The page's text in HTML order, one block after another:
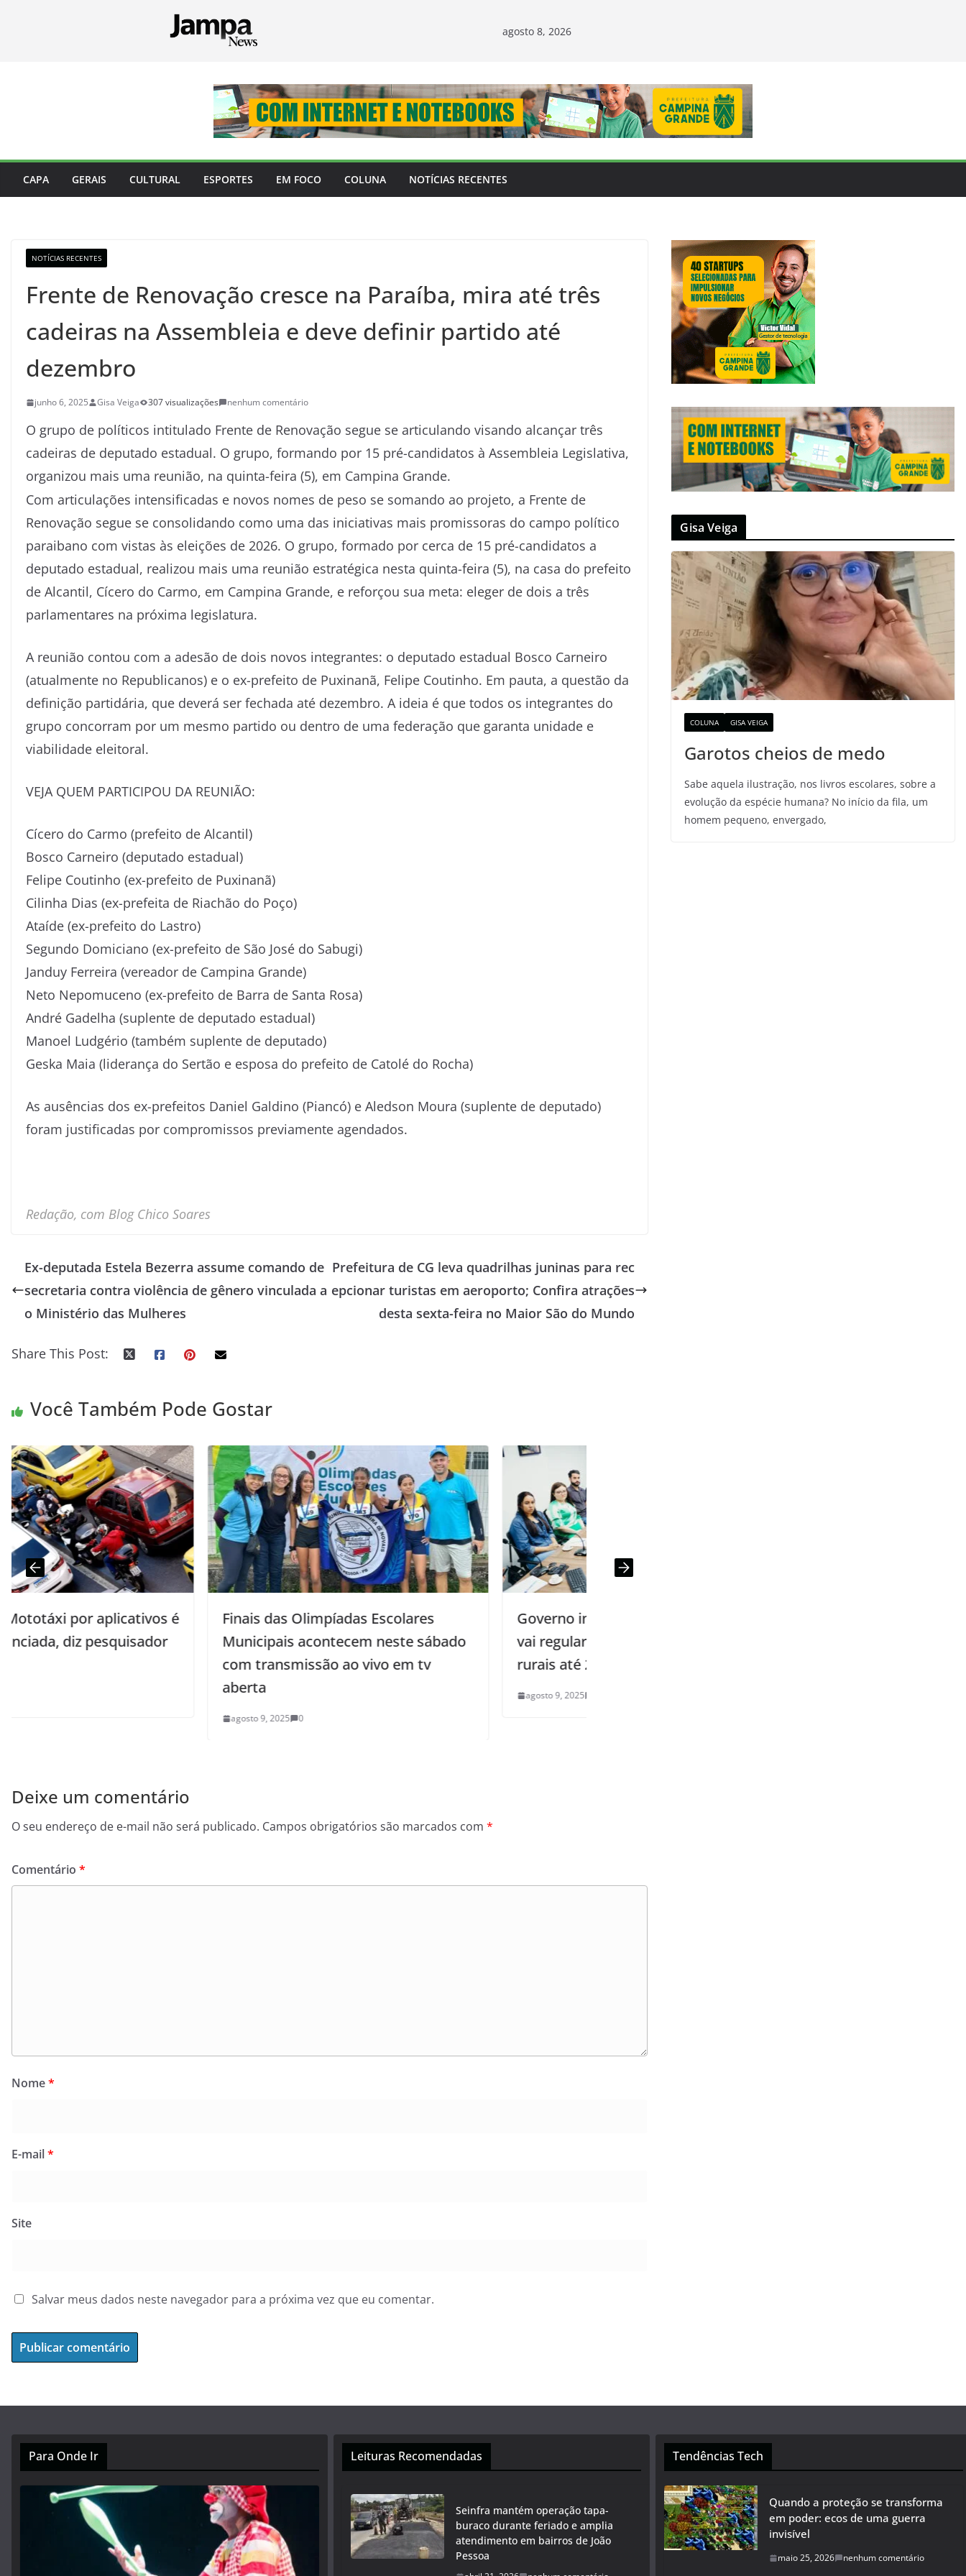
agosto 8, 2026
CAPA GERAIS CULTURAL ESPORTES EM FOCO COLUNA NOTÍCIAS RECENTES
NOTÍCIAS RECENTES
Frente de Renovação cresce na Paraíba, mira até três
cadeiras na Assembleia e deve definir partido até
dezembro
junho 6, 2025 Gisa Veiga 307 visualizações nenhum comentário
O grupo de políticos intitulado Frente de Renovação segue se articulando visando alcançar três
cadeiras de deputado estadual. O grupo, formando por 15 pré-candidatos à Assembleia Legislativa,
organizou mais uma reunião, na quinta-feira (5), em Campina Grande.
Com articulações intensificadas e novos nomes de peso se somando ao projeto, a Frente de
Renovação segue se consolidando como uma das iniciativas mais promissoras do campo político
paraibano com vistas às eleições de 2026. O grupo, formado por cerca de 15 pré-candidatos a
deputado estadual, realizou mais uma reunião estratégica nesta quinta-feira (5), na casa do prefeito
de Alcantil, Cícero do Carmo, em Campina Grande, e reforçou sua meta: eleger de dois a três
parlamentares na próxima legislatura.
A reunião contou com a adesão de dois novos integrantes: o deputado estadual Bosco Carneiro
(atualmente no Republicanos) e o ex-prefeito de Puxinanã, Felipe Coutinho. Em pauta, a questão da
definição partidária, que deverá ser fechada até dezembro. A ideia é que todos os integrantes do
grupo concorram por um mesmo partido ou dentro de uma federação que garanta unidade e
viabilidade eleitoral.
VEJA QUEM PARTICIPOU DA REUNIÃO:
Cícero do Carmo (prefeito de Alcantil)
Bosco Carneiro (deputado estadual)
Felipe Coutinho (ex-prefeito de Puxinanã)
Cilinha Dias (ex-prefeita de Riachão do Poço)
Ataíde (ex-prefeito do Lastro)
Segundo Domiciano (ex-prefeito de São José do Sabugi)
Janduy Ferreira (vereador de Campina Grande)
Neto Nepomuceno (ex-prefeito de Barra de Santa Rosa)
André Gadelha (suplente de deputado estadual)
Manoel Ludgério (também suplente de deputado)
Geska Maia (liderança do Sertão e esposa do prefeito de Catolé do Rocha)
As ausências dos ex-prefeitos Daniel Galdino (Piancó) e Aledson Moura (suplente de deputado)
foram justificadas por compromissos previamente agendados.
Redação, com Blog Chico Soares
Ex-deputada Estela Bezerra assume comando de
secretaria contra violência de gênero vinculada a
o Ministério das Mulheres
Prefeitura de CG leva quadrilhas juninas para rec
epcionar turistas em aeroporto; Confira atrações
desta sexta-feira no Maior São do Mundo
Share This Post:
Você Também Pode Gostar
é
Finais das Olimpíadas Escolares
Municipais acontecem neste sábado
com transmissão ao vivo em tv
Governo inicia projeto ambiental que
vai regularizar 17 mil propriedades
rurais até 2027
Deixe um comentário
O seu endereço de e-mail não será publicado. Campos obrigatórios são marcados com *
Comentário *
Nome*
E-mail*
Site
Salvar meus dados neste navegador para a próxima vez que eu comentar.
Gisa Veiga
COLUNA GISA VEIGA
Garotos cheios de medo
Sabe aquela ilustração, nos livros escolares, sobre a
evolução da espécie humana? No início da fila, um
homem pequeno, envergado,
Para Onde Ir Leituras Recomendadas
Seinfra mantém operação tapa-
buraco durante feriado e amplia
atendimento em bairros de João
Pessoa
Tendências Tech
Quando a proteção se transforma
em poder: ecos de uma guerra
invisível
maio 25, 2026 nenhum comentário